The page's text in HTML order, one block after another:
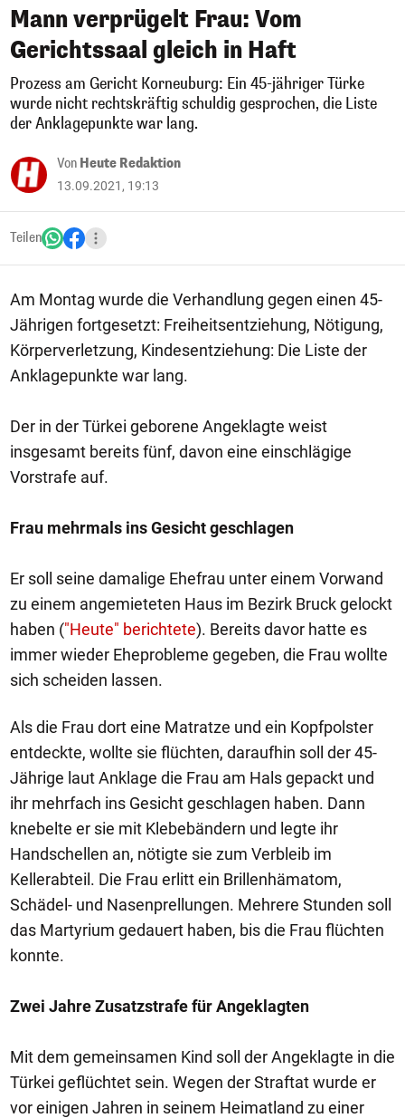
Mann verprügelt Frau: Vom
Gerichtssaal gleich in Haft
Prozess am Gericht Korneuburg: Ein 45-jähriger Türke
wurde nicht rechtskräftig schuldig gesprochen, die Liste
der Anklagepunkte war lang.
Von Heute Redaktion
13.09.2021, 19:13
Teilen
Am Montag wurde die Verhandlung gegen einen 45-
Jährigen fortgesetzt: Freiheitsentziehung, Nötigung,
Körperverletzung, Kindesentziehung: Die Liste der
Anklagepunkte war lang.
Der in der Türkei geborene Angeklagte weist
insgesamt bereits fünf, davon eine einschlägige
Vorstrafe auf.
Frau mehrmals ins Gesicht geschlagen
Er soll seine damalige Ehefrau unter einem Vorwand
zu einem angemieteten Haus im Bezirk Bruck gelockt
haben ("Heute" berichtete). Bereits davor hatte es
immer wieder Eheprobleme gegeben, die Frau wollte
sich scheiden lassen.
Als die Frau dort eine Matratze und ein Kopfpolster
entdeckte, wollte sie flüchten, daraufhin soll der 45-
Jährige laut Anklage die Frau am Hals gepackt und
ihr mehrfach ins Gesicht geschlagen haben. Dann
knebelte er sie mit Klebebändern und legte ihr
Handschellen an, nötigte sie zum Verbleib im
Kellerabteil. Die Frau erlitt ein Brillenhämatom,
Schädel- und Nasenprellungen. Mehrere Stunden soll
das Martyrium gedauert haben, bis die Frau flüchten
konnte.
Zwei Jahre Zusatzstrafe für Angeklagten
Mit dem gemeinsamen Kind soll der Angeklagte in die
Türkei geflüchtet sein. Wegen der Straftat wurde er
vor einigen Jahren in seinem Heimatland zu einer